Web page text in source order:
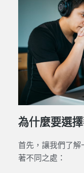
為什麼要選
首先，讓我們了解
著不同之處：